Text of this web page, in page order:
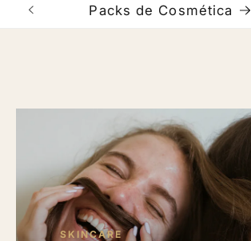
Packs de Cosmética
SKINCARE